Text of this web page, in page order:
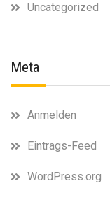
Uncategorized
Meta
Anmelden
Eintrags-Feed
WordPress.org